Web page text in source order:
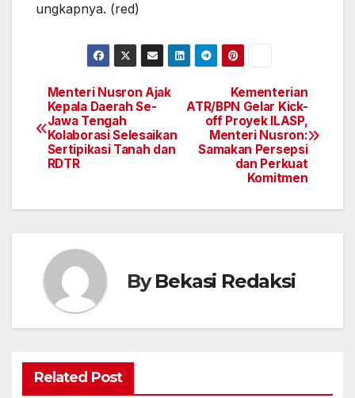
ungkapnya. (red)
Navigasi
pos
Kementerian
ATR/BPN Gelar Kick-
off Proyek ILASP,
Menteri Nusron:
Samakan Persepsi
dan Perkuat
Komitmen
Menteri Nusron Ajak
Kepala Daerah Se-
Jawa Tengah
Kolaborasi Selesaikan
Sertipikasi Tanah dan
RDTR
ByBekasi Redaksi
Related Post